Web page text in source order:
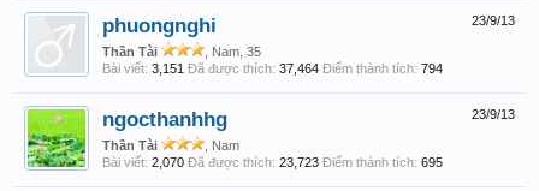
23/9/13
phuongnghi
Thần Tài
, Nam, 35
Bài viết: 3,151 Đã được thích: 37,464 Điểm thành tích: 794
23/9/13
ngocthanhhg
Thần Tài
, Nam
Bài viết: 2,070 Đã được thích: 23,723 Điểm thành tích: 695